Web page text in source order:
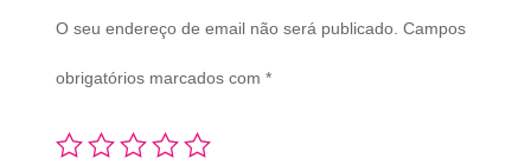
O seu endereço de email não será publicado. Campos
obrigatórios marcados com *